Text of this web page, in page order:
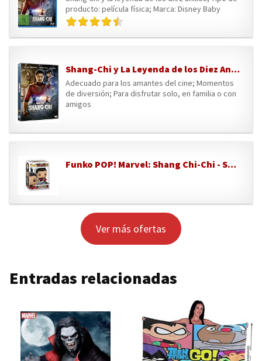
producto: película física; Marca: Disney Baby
Shang-Chi y La Leyenda de los Diez Anillos [DVD]
Adecuado para los amantes del cine; Momentos
de diversión; Para disfrutar solo, en familia o con
amigos
Funko POP! Marvel: Shang Chi-Chi - Shang Chi-Chi - Shang Chi - Figuras Miniaturas Coleccionables Para Exhibición - Idea De Regalo - Mercancía Oficial - Juguetes Para Niños Y Adultos - Fans De Movies
Ver más ofertas
Entradas relacionadas